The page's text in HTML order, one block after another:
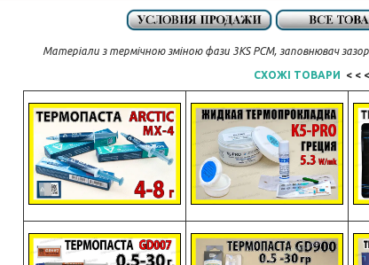
Матеріали з термічною зміною фази 3KS PCM, заповнювач
СХОЖІ ТОВАРИ < <